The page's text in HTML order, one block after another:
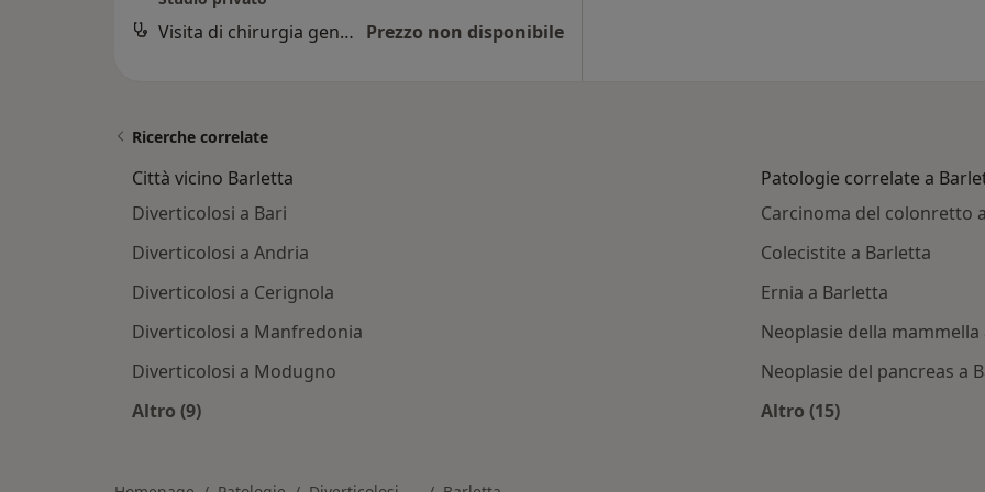
Visita di chirurgia generale Prezzo non disponibile
Ricerche correlate
Città vicino Barletta
Diverticolosi a Bari
Diverticolosi a Andria
Diverticolosi a Cerignola
Diverticolosi a Manfredonia
Diverticolosi a Modugno
Altro (9)
Patologie correlate a
Carcinoma del colonretto
Colecistite a Barletta
Ernia a Barletta
Neoplasie della
Neoplasie del pancreas a
Altro (15)